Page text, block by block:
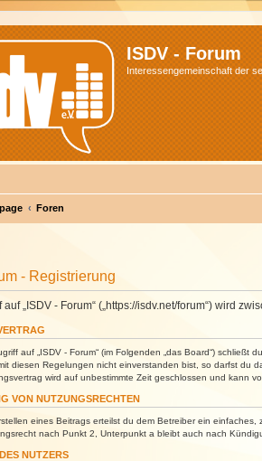
ISDV - Forum
Interessengemeinschaft der
Foren
- Registrierung
auf „ISDV - Forum“ („https://isdv.net/forum“) wird
auf „ISDV - Forum“ (im Folgenden „das Board“)
diesen Regelungen nicht einverstanden bist, so darfst du
wird auf unbestimmte Zeit geschlossen und kann
VON NUTZUNGSRECHTEN
eines Beitrags erteilst du dem Betreiber ein
nach Punkt 2, Unterpunkt a bleibt auch nach
NUTZERS